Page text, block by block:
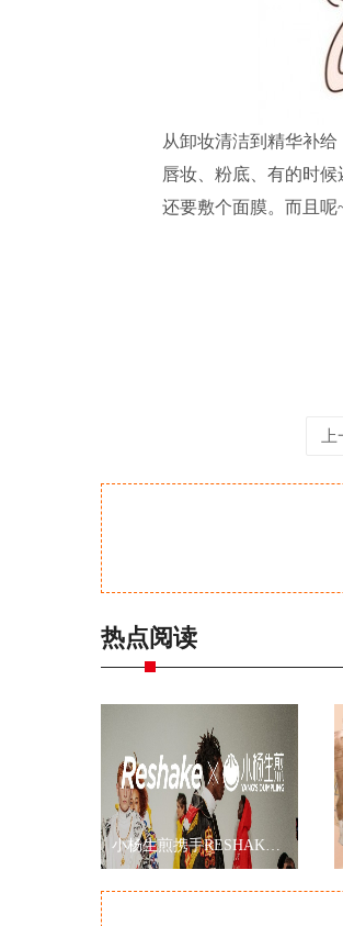
从卸妆清洁到精华补
唇妆、粉底、有的时
还要敷个面膜。而且呢
热点阅读
小杨生煎携手RESHAKE耀眼伦敦时装周，再现海派文化